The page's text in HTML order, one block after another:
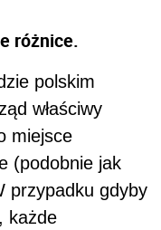
różnice.
polskim
właściwy
miejsce
(podobnie jak
przypadku gdyby
każde